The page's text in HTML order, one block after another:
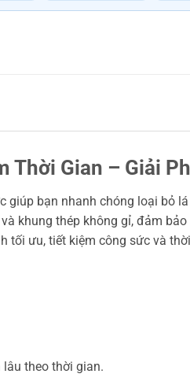
Gian – Giải
bạn nhanh chóng loại bỏ
khung thép không gỉ, đảm
tối ưu, tiết kiệm công sức và
lâu theo thời gian.